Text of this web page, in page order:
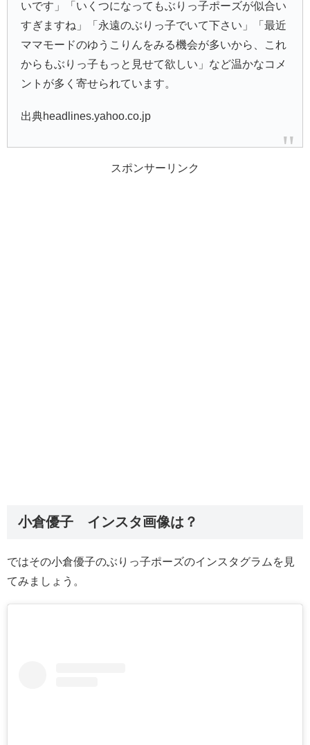
いです」「いくつになってもぶりっ子ポーズが似合い
すぎますね」「永遠のぶりっ子でいて下さい」「最近
ママモードのゆうこりんをみる機会が多いから、これ
からもぶりっ子もっと見せて欲しい」など温かなコメ
ントが多く寄せられています。
出典headlines.yahoo.co.jp
スポンサーリンク
小倉優子 インスタ画像は？
ではその小倉優子のぶりっ子ポーズのインスタグラムを見
てみましょう。